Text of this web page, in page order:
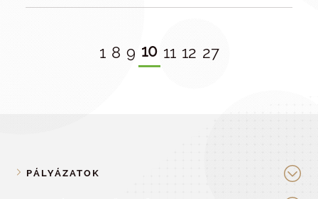
1 8 9 10 11 12 27
PÁLYÁZATOK